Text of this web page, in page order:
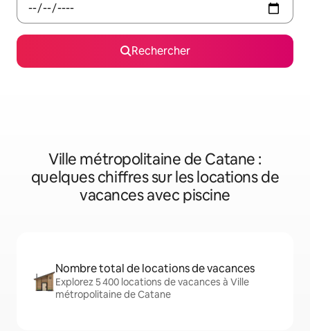
Rechercher
Ville métropolitaine de Catane :
quelques chiffres sur les locations de
vacances avec piscine
Nombre total de locations de vacances
Explorez 5 400 locations de vacances à Ville
métropolitaine de Catane